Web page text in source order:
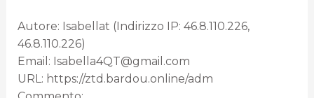
Autore: Isabellat (Indirizzo IP: 46.8.110.226,
46.8.110.226)
Email: Isabella4QT@gmail.com
URL: https://ztd.bardou.online/adm